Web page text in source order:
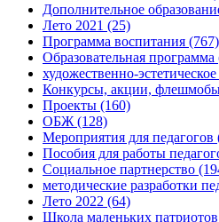
Дополнительное
Лето 2021 (25)
Программа воспитания (767)
Образовательная программа
художественно-
Конкурсы, акции,
Проекты (160)
ОБЖ (128)
Мероприятия для педагогов
Пособия для работы
Социальное партнерство
методические разработки
Лето 2022 (64)
Школа маленьких патриотов